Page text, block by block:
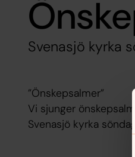
Svenasjö kyrka
”Önskepsalmer”
Vi sjunger
Svenasjö kyrka söndag